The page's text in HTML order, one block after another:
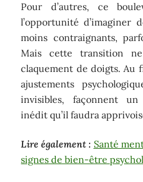
Pour d’autres, ce
l’opportunité d’imaginer
moins contraignants,
Mais cette transition
claquement de doigts. Au
ajustements
invisibles, façonnent
inédit qu’il faudra
Lire également : Santé
signes de bien-être